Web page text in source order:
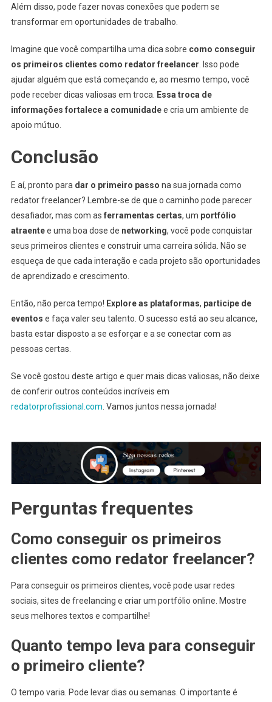
Além disso, pode fazer novas conexões que podem se
transformar em oportunidades de trabalho.
Imagine que você compartilha uma dica sobre como conseguir
os primeiros clientes como redator freelancer. Isso pode
ajudar alguém que está começando e, ao mesmo tempo, você
pode receber dicas valiosas em troca. Essa troca de
informações fortalece a comunidadee cria um ambiente de
apoio mútuo.
Conclusão
E aí, pronto para dar o primeiro passo na sua jornada como
redator freelancer? Lembre-se de que o caminho pode parecer
desafiador, mas com as ferramentas certas, um portfólio
atraentee uma boa dose de networking, você pode conquistar
seus primeiros clientes e construir uma carreira sólida. Não se
esqueça de que cada interação e cada projeto são oportunidades
de aprendizado e crescimento.
Então, não perca tempo! Explore as plataformas, participe de
eventos e faça valer seu talento. O sucesso está ao seu alcance,
basta estar disposto a se esforçar e a se conectar com as
pessoas certas.
Se você gostou deste artigo e quer mais dicas valiosas, não deixe
de conferir outros conteúdos incríveis em
redatorprofissional.com. Vamos juntos nessa jornada!
Perguntas frequentes
Como conseguir os primeiros
clientes como redator freelancer?
Para conseguir os primeiros clientes, você pode usar redes
sociais, sites de freelancing e criar um portfólio online. Mostre
seus melhores textos e compartilhe!
Quanto tempo leva para conseguir
o primeiro cliente?
O tempo varia. Pode levar dias ou semanas. O importante é